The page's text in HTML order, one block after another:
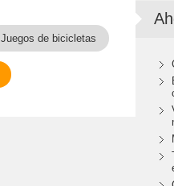
Juegos de bicicletas